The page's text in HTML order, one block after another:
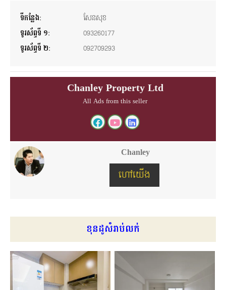
ទីកន្លែង:
សែនសុខ
ទូរស័ព្ទទី ១:
093260177
ទូរស័ព្ទទី ២:
092709293
Chanley Property Ltd
All Ads from this seller
Chanley
ហៅយើង
ខុនដូសំរាប់លក់